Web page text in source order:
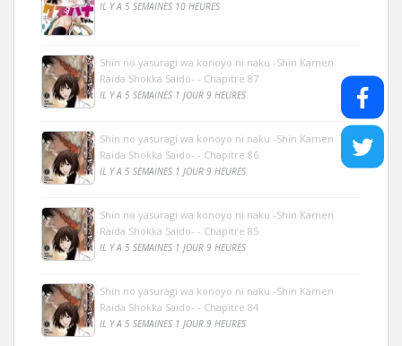
IL Y A 5 SEMAINES 10 HEURES
Shin no yasuragi wa konoyo ni naku -Shin Kamen
Raida Shokka Saido- - Chapitre 87
IL Y A 5 SEMAINES 1 JOUR 9 HEURES
Shin no yasuragi wa konoyo ni naku -Shin Kamen
Raida Shokka Saido- - Chapitre 86
IL Y A 5 SEMAINES 1 JOUR 9 HEURES
Shin no yasuragi wa konoyo ni naku -Shin Kamen
Raida Shokka Saido- - Chapitre 85
IL Y A 5 SEMAINES 1 JOUR 9 HEURES
Shin no yasuragi wa konoyo ni naku -Shin Kamen
Raida Shokka Saido- - Chapitre 84
IL Y A 5 SEMAINES 1 JOUR 9 HEURES